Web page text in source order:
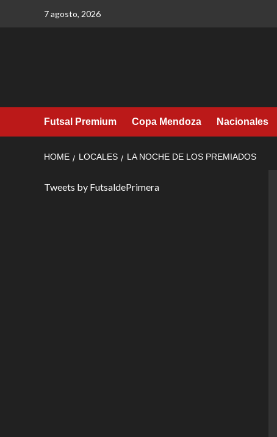
7 agosto, 2026
Futsal Premium Copa Mendoza Nacionales
HOME LOCALES LA NOCHE DE LOS PREMIADOS
Tweets by FutsaldePrimera